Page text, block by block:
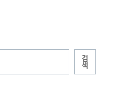
검
색